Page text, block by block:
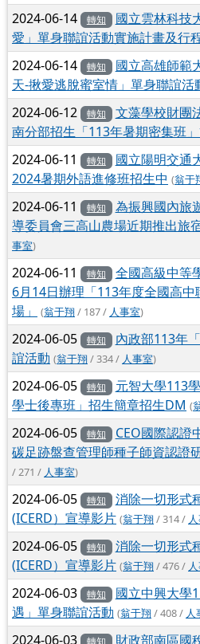
2024-06-14 轉知
國立雲林科技
愛」單身聯誼活動實施計畫及行
2024-06-14 轉知
國立高雄師範
天-揪愛逃脫蜜室情」單身聯誼活
2024-06-12 轉知
文藻學校財團
南分部招生「113年暑期密集班
2024-06-11 轉知
國立陽明交通
2024暑期外語進修班招生中 (翁于
2024-06-11 轉知
為振興國內旅
導委員會三高山農場近期推出旅
事室)
2024-06-11 轉知
全國高級中等
6月14日辦理「113年度全國高
場」
(翁于翔/ 187 / 人事室)
2024-06-05 轉知
內政部113年
誼活動 (翁于翔 / 334 / 人事室)
2024-06-05 轉知
元智大學113
學士後專班」招生簡章招生DM (
2024-06-05 轉知
CEO國際認證
碳足跡盤查管理師種子師資認證
/ 271 / 人事室)
2024-06-05 轉知
消除一切形式
(ICERD）宣導影片 (翁于翔/ 314 /
2024-06-05 轉知
消除一切形式
(ICERD）宣導影片 (翁于翔 / 476 /
2024-06-03 轉知
國立中興大學
遇」單身聯誼活動 (翁于翔/ 408 / 人
2024-06-03 轉知
財政部南區國